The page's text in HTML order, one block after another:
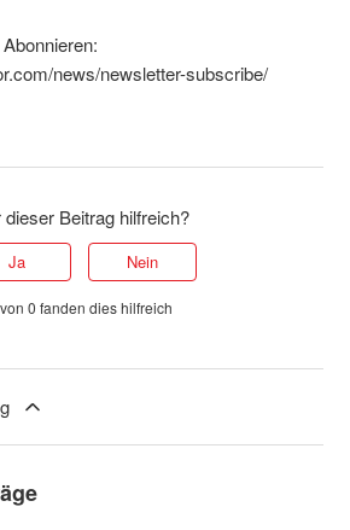
news/newsletter-subscribe/
dieser Beitrag hilfreich?
Ja Nein
0 fanden dies hilfreich